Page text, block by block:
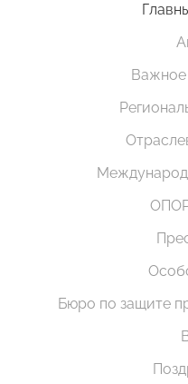
Важное
Бюро по защите